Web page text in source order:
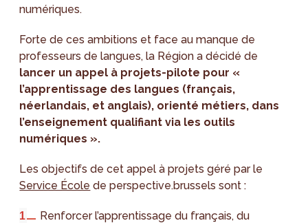
numériques.
Forte de ces ambitions et face au manque de
professeurs de langues, la Région a décidé de
lancer un appel à projets-pilote pour «
l’apprentissage des langues (français,
néerlandais, et anglais), orienté métiers, dans
l’enseignement qualifiant via les outils
numériques ».
Les objectifs de cet appel à projets géré par le
Service École de perspective.brussels sont :
Renforcer l’apprentissage du français, du